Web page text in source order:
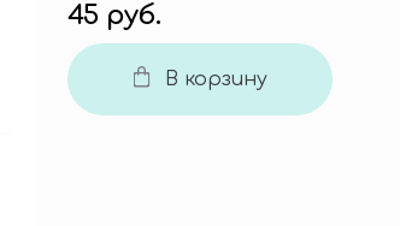
45 руб.
В корзину